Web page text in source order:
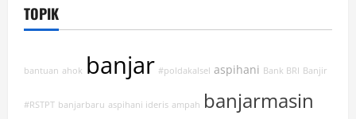
TOPIK
bantuan ahok banjar #poldakalsel aspihani Bank BRI Banjir
#RSTPT banjarbaru aspihani ideris ampah banjarmasin